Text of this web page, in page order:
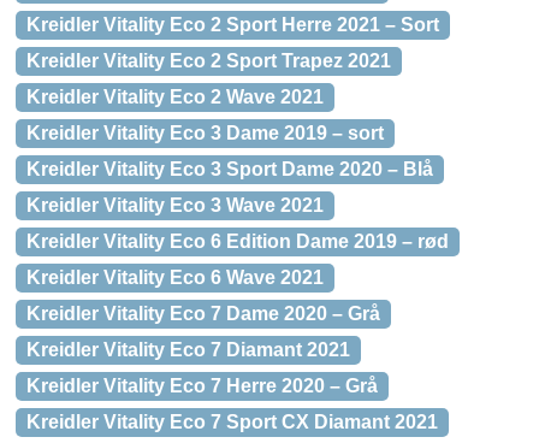
Kreidler Vitality Eco 2 Sport Herre 2021 – Sort
Kreidler Vitality Eco 2 Sport Trapez 2021
Kreidler Vitality Eco 2 Wave 2021
Kreidler Vitality Eco 3 Dame 2019 – sort
Kreidler Vitality Eco 3 Sport Dame 2020 – Blå
Kreidler Vitality Eco 3 Wave 2021
Kreidler Vitality Eco 6 Edition Dame 2019 – rød
Kreidler Vitality Eco 6 Wave 2021
Kreidler Vitality Eco 7 Dame 2020 – Grå
Kreidler Vitality Eco 7 Diamant 2021
Kreidler Vitality Eco 7 Herre 2020 – Grå
Kreidler Vitality Eco 7 Sport CX Diamant 2021